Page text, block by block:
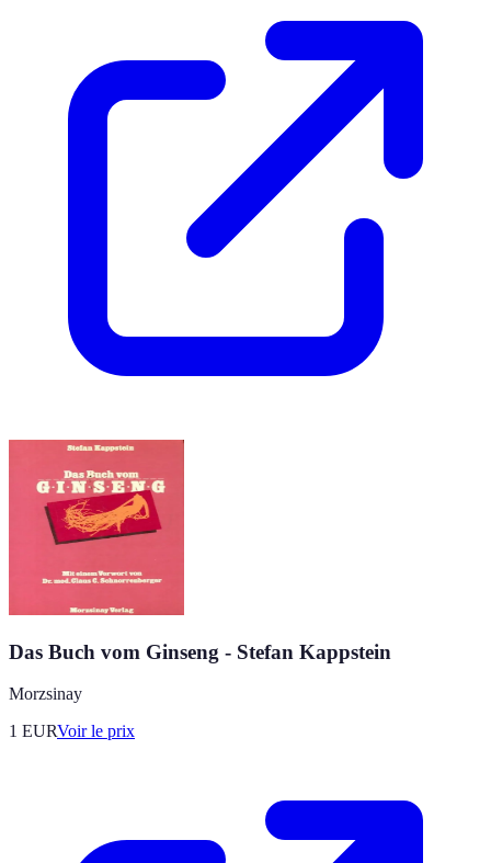
Das Buch vom Ginseng - Stefan Kappstein
Morzsinay
1 EURVoir le prix